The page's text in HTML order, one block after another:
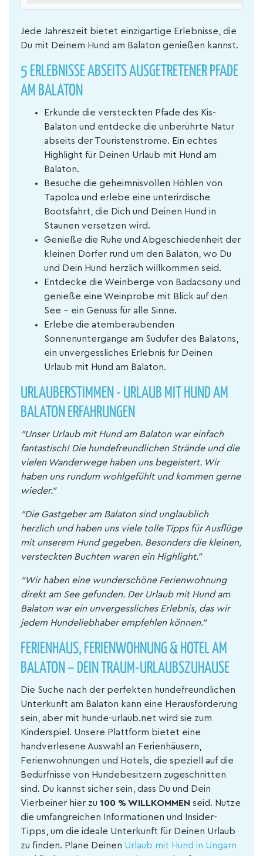
Jede Jahreszeit bietet einzigartige Erlebnisse, die
Du mit Deinem Hund am Balaton genießen kannst.
5 ERLEBNISSE ABSEITS AUSGETRETENER PFADE
AM BALATON
Erkunde die versteckten Pfade des Kis-
Balaton und entdecke die unberührte Natur
abseits der Touristenströme. Ein echtes
Highlight für Deinen Urlaub mit Hund am
Balaton.
Besuche die geheimnisvollen Höhlen von
Tapolca und erlebe eine unterirdische
Bootsfahrt, die Dich und Deinen Hund in
Staunen versetzen wird.
Genieße die Ruhe und Abgeschiedenheit der
kleinen Dörfer rund um den Balaton, wo Du
und Dein Hund herzlich willkommen seid.
Entdecke die Weinberge von Badacsony und
genieße eine Weinprobe mit Blick auf den
See – ein Genuss für alle Sinne.
Erlebe die atemberaubenden
Sonnenuntergänge am Südufer des Balatons,
ein unvergessliches Erlebnis für Deinen
Urlaub mit Hund am Balaton.
URLAUBERSTIMMEN - URLAUB MIT HUND AM
BALATON ERFAHRUNGEN
"Unser Urlaub mit Hund am Balaton war einfach
fantastisch! Die hundefreundlichen Strände und die
vielen Wanderwege haben uns begeistert. Wir
haben uns rundum wohlgefühlt und kommen gerne
wieder."
"Die Gastgeber am Balaton sind unglaublich
herzlich und haben uns viele tolle Tipps für Ausflüge
mit unserem Hund gegeben. Besonders die kleinen,
versteckten Buchten waren ein Highlight."
"Wir haben eine wunderschöne Ferienwohnung
direkt am See gefunden. Der Urlaub mit Hund am
Balaton war ein unvergessliches Erlebnis, das wir
jedem Hundeliebhaber empfehlen können."
FERIENHAUS, FERIENWOHNUNG & HOTEL AM
BALATON – DEIN TRAUM-URLAUBSZUHAUSE
Die Suche nach der perfekten hundefreundlichen
Unterkunft am Balaton kann eine Herausforderung
sein, aber mit hunde-urlaub.net wird sie zum
Kinderspiel. Unsere Plattform bietet eine
handverlesene Auswahl an Ferienhäusern,
Ferienwohnungen und Hotels, die speziell auf die
Bedürfnisse von Hundebesitzern zugeschnitten
sind. Du kannst sicher sein, dass Du und Dein
Vierbeiner hier zu 100 % WILLKOMMEN seid. Nutze
die umfangreichen Informationen und Insider-
Tipps, um die ideale Unterkunft für Deinen Urlaub
zu finden. Plane Deinen Urlaub mit Hund in Ungarn